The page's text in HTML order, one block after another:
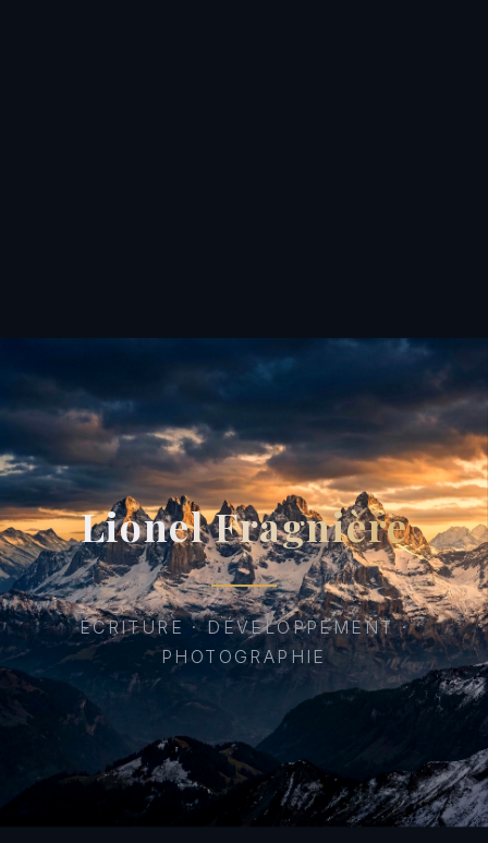
Lionel Fragnière
ÉCRITURE · DÉVELOPPEMENT ·
PHOTOGRAPHIE